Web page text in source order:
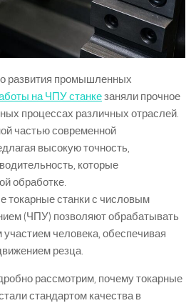
развития промышленных
на ЧПУ станкезаняли прочное
процессах различных отраслей.
частью современной
высокую точность,
которые
обработке.
токарные станки с числовым
(ЧПУ) позволяют обрабатывать
человека, обеспечивая
резца.
рассмотрим, почему токарные
стандартом качества в